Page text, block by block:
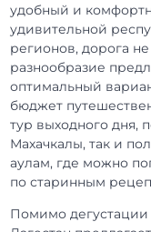
удобный и
удивительной
регионов, дорога
разнообразие
оптимальный
бюджет
тур выходного дня,
Махачкалы, так и
аулам, где можно
по старинным
Помимо дегустации